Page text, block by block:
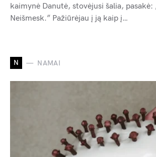
kaimynė Danutė, stovėjusi šalia, pasakė:
Neišmesk.” Pažiūrėjau į ją kaip į…
N NAMAI